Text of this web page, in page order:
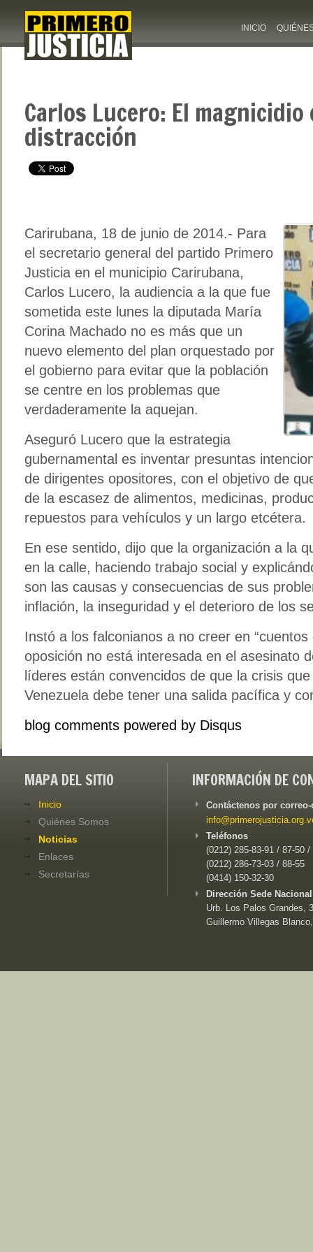
INICIO
Carlos Lucero: El
distracción
Carirubana, 18 de junio de 2014.- Para
el secretario general del partido Primero
Justicia en el municipio Carirubana,
Carlos Lucero, la audiencia a la que fue
sometida este lunes la diputada María
Corina Machado no es más que un
nuevo elemento del plan orquestado por
el gobierno para evitar que la población
se centre en los problemas que
verdaderamente la aquejan.
Aseguró Lucero que la estrategia
gubernamental es inventar presuntas
de dirigentes opositores, con el objetivo de
de la escasez de alimentos, medicinas,
repuestos para vehículos y un largo etcétera.
En ese sentido, dijo que la organización a la
en la calle, haciendo trabajo social y
son las causas y consecuencias de sus
inflación, la inseguridad y el deterioro de los
Instó a los falconianos a no creer en
oposición no está interesada en el asesinato
líderes están convencidos de que la crisis
Venezuela debe tener una salida pacífica y
blog comments powered by Disqus
MAPA DEL SITIO
Inicio
Quiénes Somos
Noticias
Enlaces
Secretarías
INFORMACIÓN DE
Contáctenos por
Teléfonos
(0212) 285-83-91 / 87-50 /
(0212) 286-73-03 / 88-55
(0414) 150-32-30
Dirección Sede
Urb. Los Palos Grandes,
Guillermo Villegas